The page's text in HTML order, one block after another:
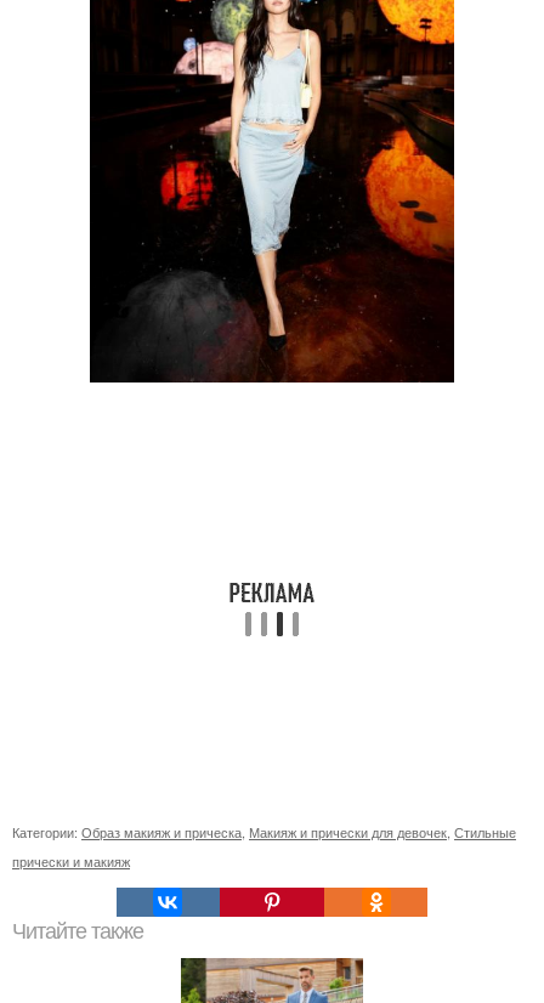
Категории: Образ макияж и прическа Макияж и прически для девочек Стильные
прически и макияж
Читайте также